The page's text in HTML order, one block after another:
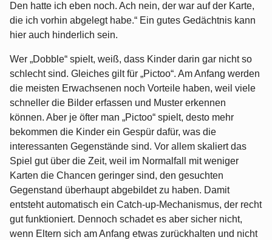
Den hatte ich eben noch. Ach nein, der war auf der Karte,
die ich vorhin abgelegt habe.“ Ein gutes Gedächtnis kann
hier auch hinderlich sein.
Wer „Dobble“ spielt, weiß, dass Kinder darin gar nicht so
schlecht sind. Gleiches gilt für „Pictoo“. Am Anfang werden
die meisten Erwachsenen noch Vorteile haben, weil viele
schneller die Bilder erfassen und Muster erkennen
können. Aber je öfter man „Pictoo“ spielt, desto mehr
bekommen die Kinder ein Gespür dafür, was die
interessanten Gegenstände sind. Vor allem skaliert das
Spiel gut über die Zeit, weil im Normalfall mit weniger
Karten die Chancen geringer sind, den gesuchten
Gegenstand überhaupt abgebildet zu haben. Damit
entsteht automatisch ein Catch-up-Mechanismus, der recht
gut funktioniert. Dennoch schadet es aber sicher nicht,
wenn Eltern sich am Anfang etwas zurückhalten und nicht